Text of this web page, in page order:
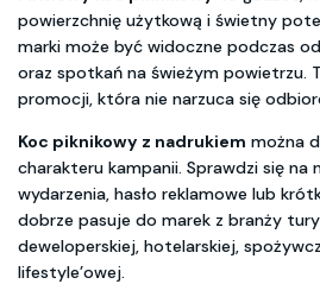
powierzchnię użytkową i świetny
marki może być widoczne podczas
oraz spotkań na świeżym powietrzu.
promocji, która nie narzuca się
Koc piknikowy z nadrukiem można
charakteru kampanii. Sprawdzi się na
wydarzenia, hasło reklamowe lub
dobrze pasuje do marek z branży
deweloperskiej, hotelarskiej,
lifestyle’owej.